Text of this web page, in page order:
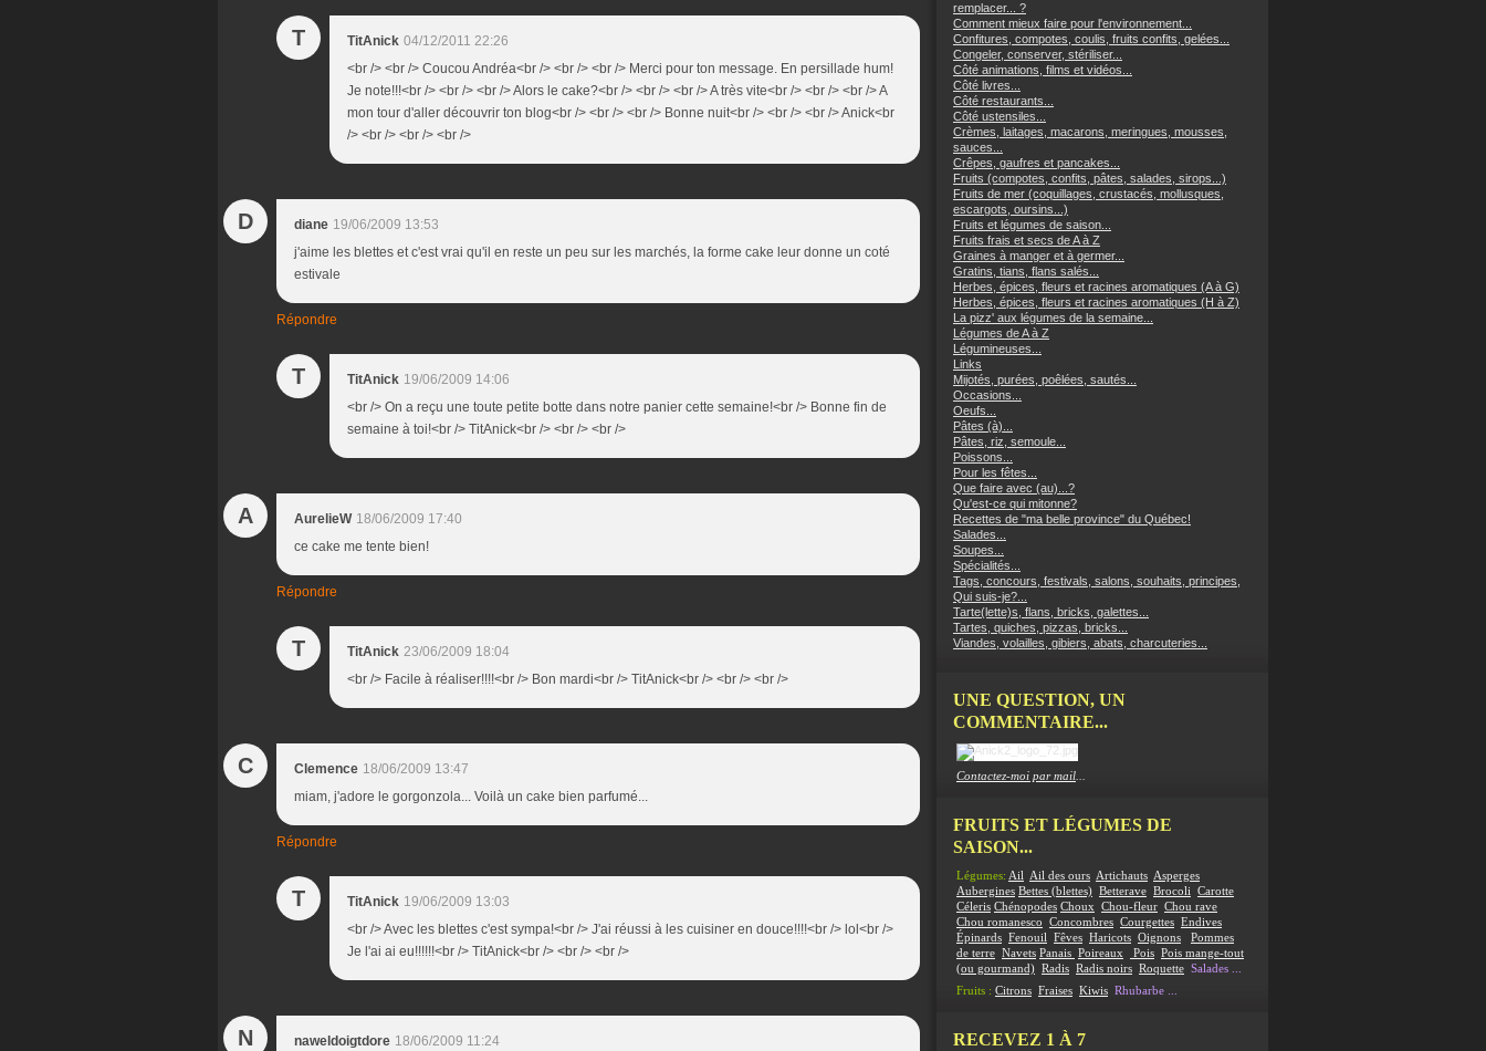
T TitAnick 04/12/2011 22:26
<br /> <br /> Coucou Andréa<br /> <br /> <br /> Merci pour ton message. En persillade hum!
Je note!!!<br /> <br /> <br /> Alors le cake?<br /> <br /> <br /> A très vite<br /> <br /> <br /> A
mon tour d'aller découvrir ton blog<br /> <br /> <br /> Bonne nuit<br /> <br /> <br /> Anick<br
/> <br /> <br /> <br />
D diane 19/06/2009 13:53
j'aime les blettes et c'est vrai qu'il en reste un peu sur les marchés, la forme cake leur donne un coté
estivale
Répondre
T TitAnick 19/06/2009 14:06
<br /> On a reçu une toute petite botte dans notre panier cette semaine!<br /> Bonne fin de
semaine à toi!<br /> TitAnick<br /> <br /> <br />
A AurelieW 18/06/2009 17:40
ce cake me tente bien!
Répondre
T TitAnick 23/06/2009 18:04
<br /> Facile à réaliser!!!!<br /> Bon mardi<br /> TitAnick<br /> <br /> <br />
C Clemence 18/06/2009 13:47
miam, j'adore le gorgonzola... Voilà un cake bien parfumé...
Répondre
T TitAnick 19/06/2009 13:03
<br /> Avec les blettes c'est sympa!<br /> J'ai réussi à les cuisiner en douce!!!!<br /> lol<br />
Je l'ai ai eu!!!!!!<br /> TitAnick<br /> <br /> <br />
N naweldoigtdore 18/06/2009 11:24
remplacer... ?
Comment mieux faire pour l'environnement...
Confitures, compotes, coulis, fruits confits, gelées...
Congeler, conserver, stériliser...
Côté animations, films et vidéos...
Côté livres...
Côté restaurants...
Côté ustensiles...
Crèmes, laitages, macarons, meringues, mousses,
sauces...
Crêpes, gaufres et pancakes...
Fruits (compotes, confits, pâtes, salades, sirops...)
Fruits de mer (coquillages, crustacés, mollusques,
escargots, oursins...)
Fruits et légumes de saison...
Fruits frais et secs de A à Z
Graines à manger et à germer...
Gratins, tians, flans salés...
Herbes, épices, fleurs et racines aromatiques (A à G)
Herbes, épices, fleurs et racines aromatiques (H à Z)
La pizz' aux légumes de la semaine...
Légumes de A à Z
Légumineuses...
Links
Mijotés, purées, poêlées, sautés...
Occasions...
Oeufs...
Pâtes (à)...
Pâtes, riz, semoule...
Poissons...
Pour les fêtes...
Que faire avec (au)...?
Qu'est-ce qui mitonne?
Recettes de "ma belle province" du Québec!
Salades...
Soupes...
Spécialités...
Tags, concours, festivals, salons, souhaits, principes,
Qui suis-je?...
Tarte(lette)s, flans, bricks, galettes...
Tartes, quiches, pizzas, bricks...
Viandes, volailles, gibiers, abats, charcuteries...
UNE QUESTION, UN
COMMENTAIRE...
Contactez-moi par mail
FRUITS ET LÉGUMES DE
SAISON...
Légumes: Ail Ail des ours Artichauts Asperges
Aubergines Bettes (blettes) Betterave Brocoli
Carotte
Céleris Chénopodes Choux Chou-fleur Chou rave
Chou romanesco
Concombres Courgettes Endives
Épinards Fenouil Fêves Haricots Oignons
Pommes
de terre Navets Panais Poireaux Pois Pois mange-tout
(ou gourmand) Radis Radis noirs Roquette Salades
Fruits : Citrons Fraises Kiwis Rhubarbe
RECEVEZ 1 À 7